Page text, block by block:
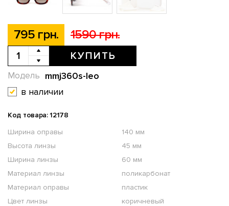
795 грн. 1590 грн.
КУПИТЬ
mmj360s-leo
Модель
в наличии
Код товара: 12178
Ширина оправы
140 мм
Высота линзы
45 мм
Ширина линзы
60 мм
Материал линзы
поликарбонат
Материал оправы
пластик
Цвет линзы
коричневый